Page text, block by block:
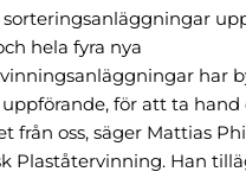
hela fyra nya
har
för att ta hand
från oss, säger Mattias
Plaståtervinning. Han